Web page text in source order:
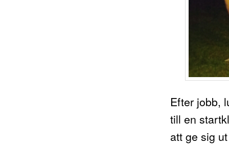
Efter jobb,
till en
att ge sig